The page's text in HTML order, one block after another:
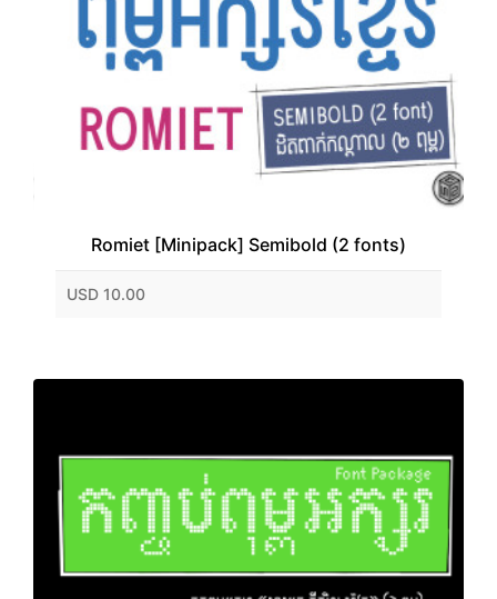
Romiet [Minipack] Semibold (2 fonts)
USD 10.00